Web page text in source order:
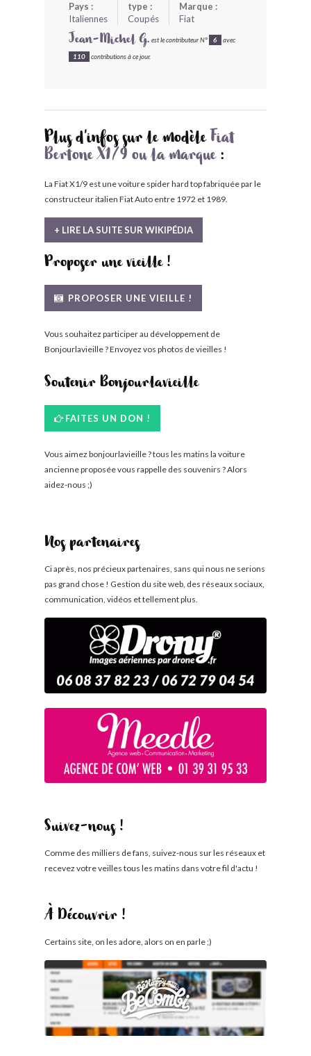
Pays :
Italiennes
type :
Coupés
Marque :
Fiat
Jean-Michel G. est le contributeur N° 6 avec
110 contributions à ce jour.
Plus d'infos sur le modèle Fiat
Bertone X1/9 ou la marque:
La Fiat X1/9 est une voiture spider hard top fabriquée par le
constructeur italien Fiat Auto entre 1972 et 1989.
+ LIRE LA SUITE SUR WIKIPÉDIA
Proposer une vieille !
PROPOSER UNE VIEILLE !
Vous souhaitez participer au développement de
Bonjourlavieille ? Envoyez vos photos de vieilles !
Soutenir Bonjourlavieille
FAITES UN DON !
Vous aimez bonjourlavieille ? tous les matins la voiture
ancienne proposée vous rappelle des souvenirs ? Alors
aidez-nous ;)
Nos partenaires
Ci après, nos précieux partenaires, sans qui nous ne serions
pas grand chose ! Gestion du site web, des réseaux sociaux,
communication, vidéos et tellement plus.
Suivez-nous !
Comme des milliers de fans, suivez-nous sur les réseaux et
recevez votre veilles tous les matins dans votre fil d'actu !
À Découvrir !
Certains site, on les adore, alors on en parle ;)